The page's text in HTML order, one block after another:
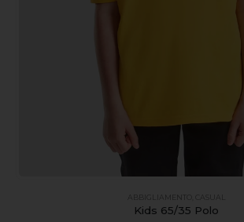
ABBIGLIAMENTO CASUAL
Kids 65/35 Polo